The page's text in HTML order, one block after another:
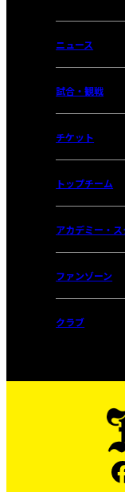
ニュース
試合・観戦
チケット
トップチーム
アカデミー・
ファンゾーン
クラブ